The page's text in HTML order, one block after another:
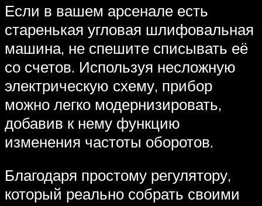
Если в вашем арсенале есть
старенькая угловая шлифовальная
машина, не спешите списывать её
со счетов. Используя несложную
электрическую схему, прибор
можно легко модернизировать,
добавив к нему функцию
изменения частоты оборотов.
Благодаря простому регулятору,
который реально собрать своими